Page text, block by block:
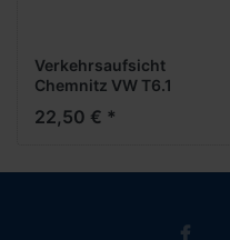
Verkehrsaufsicht
Chemnitz VW T6.1
22,50 € *